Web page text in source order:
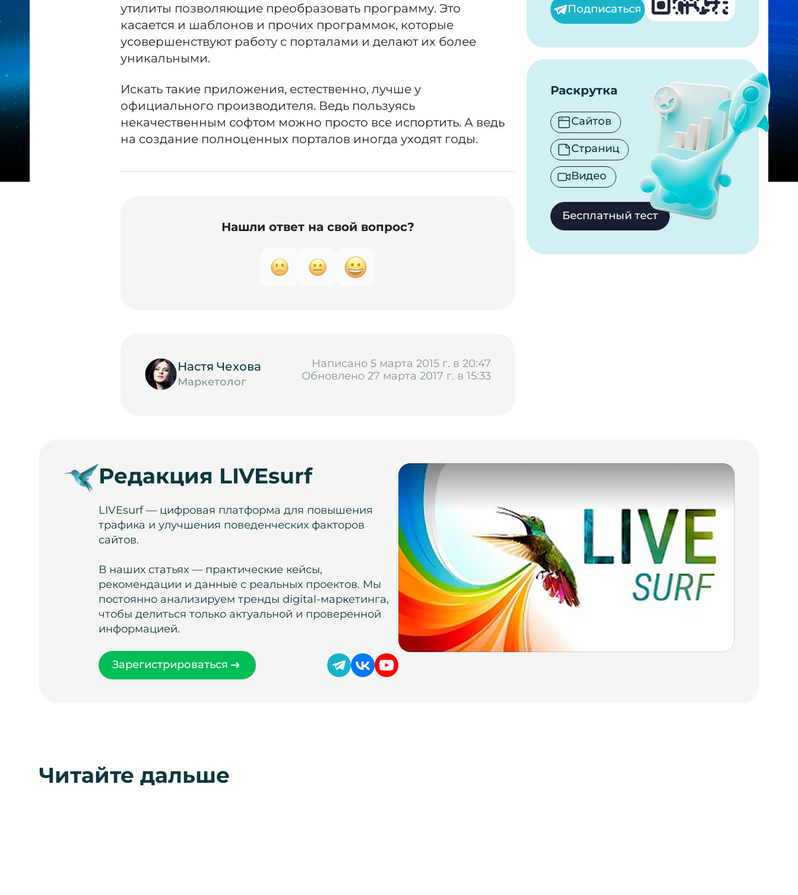
утилиты позволяющие преобразовать программу. Это
касается и шаблонов и прочих программок, которые
усовершенствуют работу с порталами и делают их более
уникальными.
Искать такие приложения, естественно, лучше у
официального производителя. Ведь пользуясь
некачественным софтом можно просто все испортить. А ведь
на создание полноценных порталов иногда уходят годы.
Нашли ответ на свой вопрос?
Настя Чехова
Маркетолог
Написано 5 марта 2015 г. в 20:47
Обновлено 27 марта 2017 г. в 15:33
Подписаться
Раскрутка
Сайтов
Страниц
Видео
Бесплатный тест
Редакция LIVEsurf
LIVEsurf — цифровая платформа для повышения
трафика и улучшения поведенческих факторов
сайтов.
В наших статьях — практические кейсы,
рекомендации и данные с реальных проектов. Мы
постоянно анализируем тренды digital-маркетинга,
чтобы делиться только актуальной и проверенной
информацией.
Зарегистрироваться
Читайте дальше